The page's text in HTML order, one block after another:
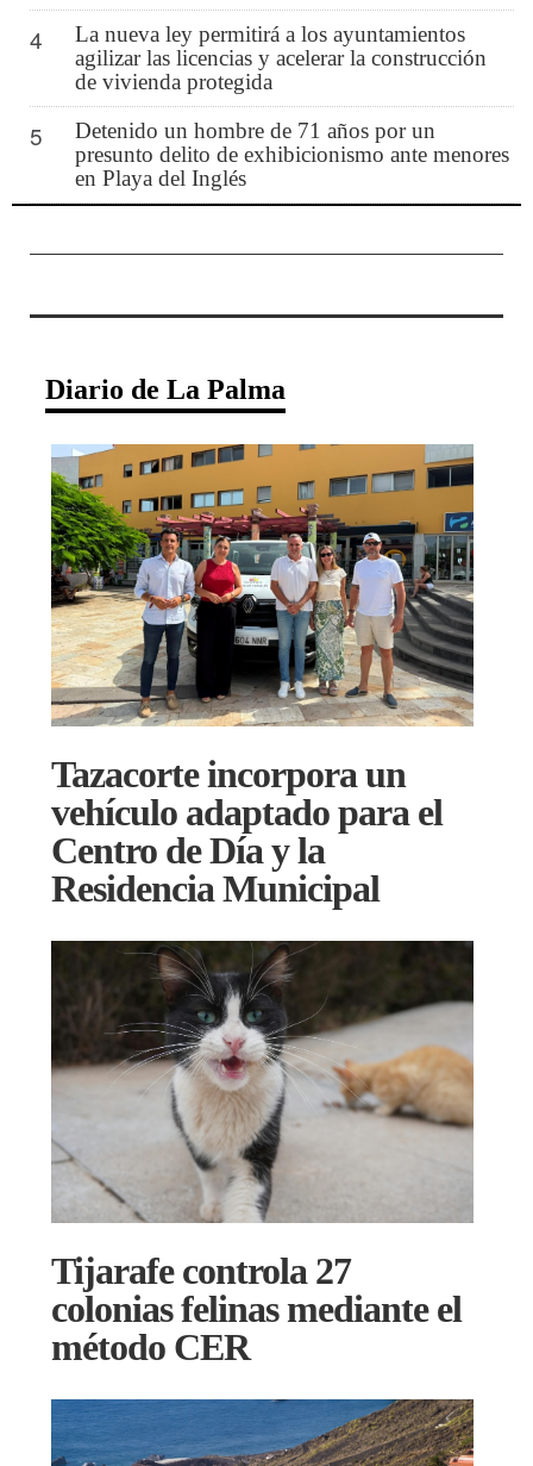
4
La nueva ley permitirá a los ayuntamientos
agilizar las licencias y acelerar la construcción
de vivienda protegida
5
Detenido un hombre de 71 años por un
presunto delito de exhibicionismo ante menores
en Playa del Inglés
Diario de La Palma
Tazacorte incorpora un
vehículo adaptado para el
Centro de Día y la
Residencia Municipal
Tijarafe controla 27
colonias felinas mediante el
método CER